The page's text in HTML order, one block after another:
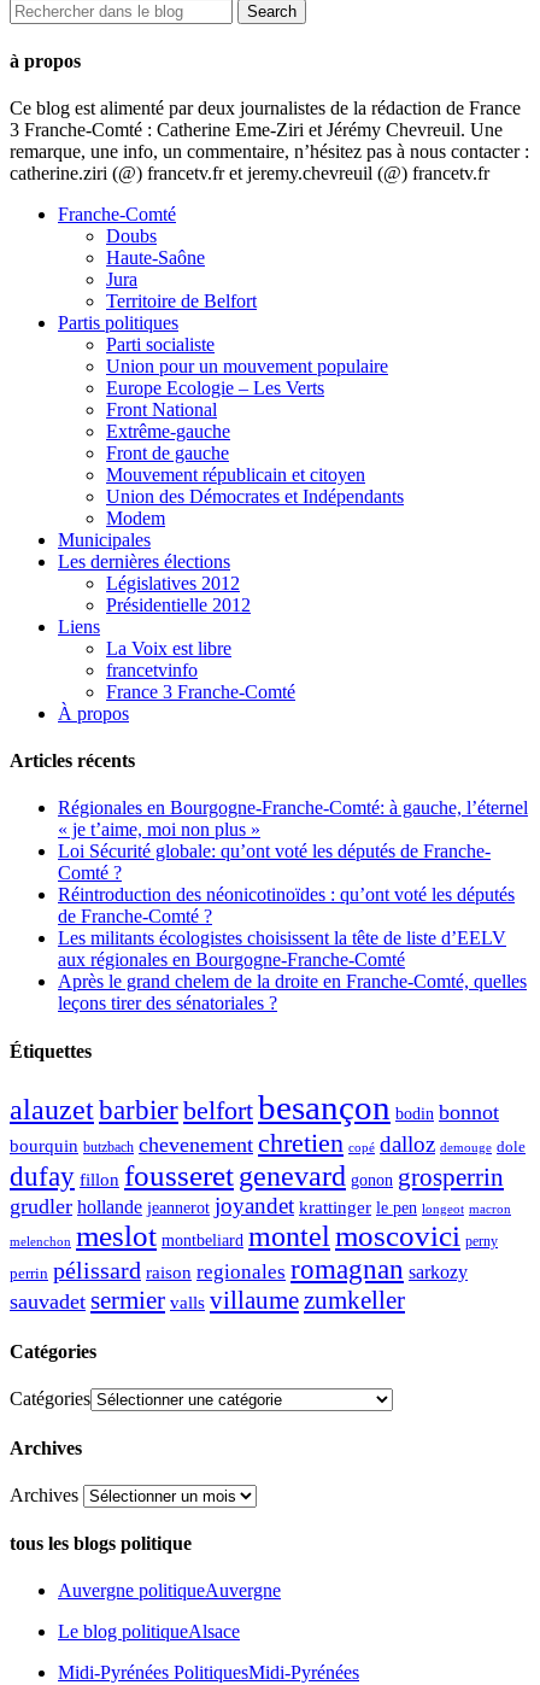
à propos
Ce blog est alimenté par deux journalistes de la rédaction de France
3 Franche-Comté : Catherine Eme-Ziri et Jérémy Chevreuil. Une
remarque, une info, un commentaire, n’hésitez pas à nous contacter :
catherine.ziri (@) francetv.fr et jeremy.chevreuil (@) francetv.fr
Franche-Comté
Doubs
Haute-Saône
Jura
Territoire de Belfort
Partis politiques
Parti socialiste
Union pour un mouvement populaire
Europe Ecologie – Les Verts
Front National
Extrême-gauche
Front de gauche
Mouvement républicain et citoyen
Union des Démocrates et Indépendants
Modem
Municipales
Les dernières élections
Législatives 2012
Présidentielle 2012
Liens
La Voix est libre
francetvinfo
France 3 Franche-Comté
À propos
Articles récents
Régionales en Bourgogne-Franche-Comté: à gauche, l’éternel
« je t’aime, moi non plus »
Loi Sécurité globale: qu’ont voté les députés de Franche-
Comté ?
Réintroduction des néonicotinoïdes : qu’ont voté les députés
de Franche-Comté ?
Les militants écologistes choisissent la tête de liste d’EELV
aux régionales en Bourgogne-Franche-Comté
Après le grand chelem de la droite en Franche-Comté, quelles
leçons tirer des sénatoriales ?
Étiquettes
alauzetbarbierbelfortbesançon bodin bonnot
bourquin butzbach chevenement chretien copé dalloz demouge dole
dufay fillon fousseretgenevard gonon grosperrin
grudler hollande jeannerot joyandet krattinger le pen longeot macron
melenchon meslot montbeliard montel moscovici perny
perrin pélissard raison regionales romagnan sarkozy
sauvadet sermier valls villaumezumkeller
Catégories
Catégories
Archives
Archives
tous les blogs politique
Auvergne politiqueAuvergne
Le blog politiqueAlsace
Midi-Pyrénées PolitiquesMidi-Pyrénées